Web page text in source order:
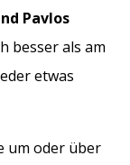
Pavlos
besser als am
etwas
um oder über